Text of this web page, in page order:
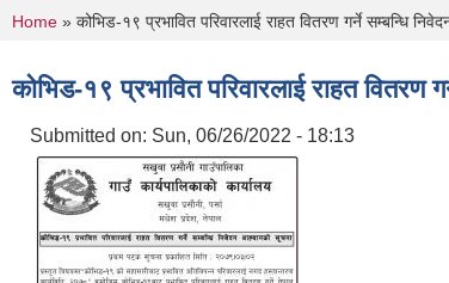
You are here
Home » कोभिड-१९ प्रभावित परिवारलाई राहत वितरण गर्ने सम्बन्धि
कोभिड-१९ प्रभावित परिवारलाई राहत वितरण
Submitted on: Sun, 06/26/2022 - 18:13